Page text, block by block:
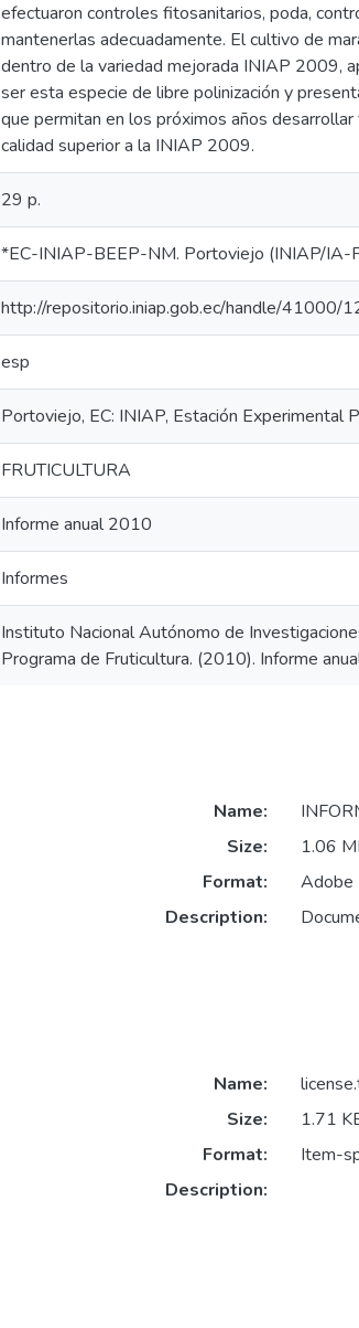
efectuaron controles fitosanitarios, poda,
mantenerlas adecuadamente. El cultivo de
dentro de la variedad mejorada INIAP 2009,
ser esta especie de libre polinización y
que permitan en los próximos años
calidad superior a la INIAP 2009.
29 p.
*EC-INIAP-BEEP-NM. Portoviejo (INIAP/IA-
http://repositorio.iniap.gob.ec/handle/41000/
esp
Portoviejo, EC: INIAP, Estación Experimental
FRUTICULTURA
Informe anual 2010
Informes
Instituto Nacional Autónomo de
Programa de Fruticultura. (2010). Informe
Name:
Size:
1.06
Format:
Adobe
Description:
Name:
Size:
1.71
Format:
Item-
Description: